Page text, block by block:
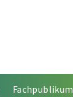
Fachpublikum